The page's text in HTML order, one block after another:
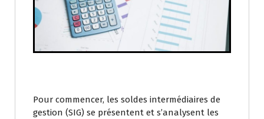
Pour commencer, les soldes intermédiaires de
gestion (SIG) se présentent et s’analysent les